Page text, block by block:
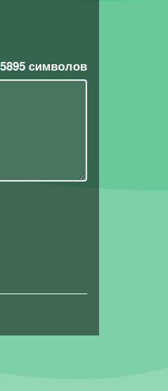
символов